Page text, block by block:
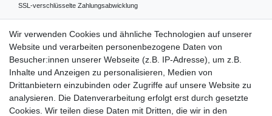
SSL-verschlüsselte Zahlungsabwicklung
Mehr über...
Widerrufs­recht
Datenschutz
AGB
Impressum
Vertrag widerrufen
Wir verwenden Cookies und ähnliche Technologien auf unserer
Website und verarbeiten personenbezogene Daten von
Besucher:innen unserer Webseite (z.B. IP-Adresse), um z.B.
Inhalte und Anzeigen zu personalisieren, Medien von
Drittanbietern einzubinden oder Zugriffe auf unsere Website zu
analysieren. Die Datenverarbeitung erfolgt erst durch gesetzte
Cookies. Wir teilen diese Daten mit Dritten, die wir in den